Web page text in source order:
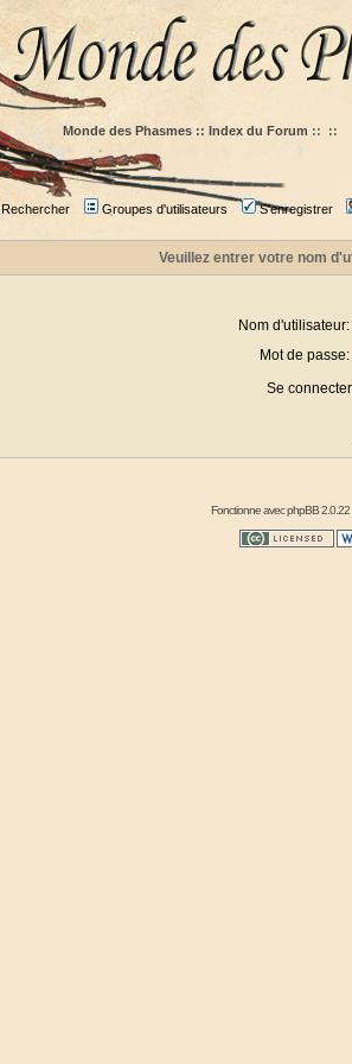
Monde des Phasmes :: Index du Forum :: ::
Rechercher Groupes d'utilisateurs S'enregistrer
Veuillez entrer votre nom
Nom d'utilisateur:
Mot de passe:
Se
Fonctionne avecphpBB2.0.22